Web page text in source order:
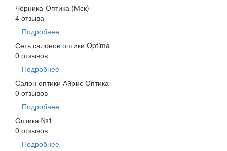
Черника-Оптика (Мск)
4 отзыва
Подробнее
Сеть салонов оптики Optima
0 отзывов
Подробнее
Салон оптики Айрис Оптика
0 отзывов
Подробнее
Оптика №1
0 отзывов
Подробнее